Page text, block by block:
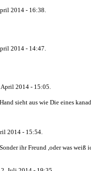
2014 - 16:38.
2014 - 14:47.
April 2014 - 15:05.
sieht aus wie Die eines
2014 - 15:54.
ihr Freund ,oder was weiß